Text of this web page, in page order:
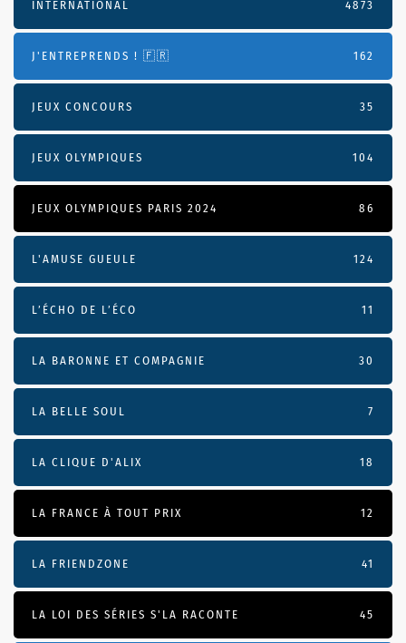
INTERNATIONAL 4873
J'ENTREPRENDS ! 🇫🇷 162
JEUX CONCOURS 35
JEUX OLYMPIQUES 104
JEUX OLYMPIQUES PARIS 2024 86
L'AMUSE GUEULE 124
L’ÉCHO DE L’ÉCO 11
LA BARONNE ET COMPAGNIE 30
LA BELLE SOUL 7
LA CLIQUE D'ALIX 18
LA FRANCE À TOUT PRIX 12
LA FRIENDZONE 41
LA LOI DES SÉRIES S'LA RACONTE 45